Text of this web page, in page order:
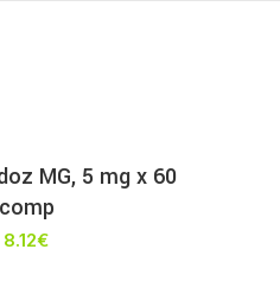
MG, 5 mg x 60
comp
8.12€